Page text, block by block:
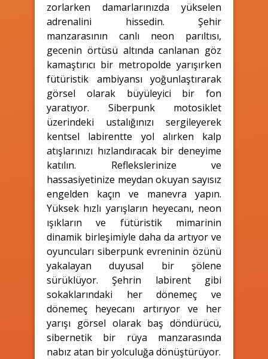
zorlarken damarlarınızda yükselen
adrenalini hissedin. Şehir
manzarasının canlı neon parıltısı,
gecenin örtüsü altında canlanan göz
kamaştırıcı bir metropolde yarışırken
fütüristik ambiyansı yoğunlaştırarak
görsel olarak büyüleyici bir fon
yaratıyor. Siberpunk motosiklet
üzerindeki ustalığınızı sergileyerek
kentsel labirentte yol alırken kalp
atışlarınızı hızlandıracak bir deneyime
katılın. Reflekslerinize ve
hassasiyetinize meydan okuyan sayısız
engelden kaçın ve manevra yapın.
Yüksek hızlı yarışların heyecanı, neon
ışıkların ve fütüristik mimarinin
dinamik birleşimiyle daha da artıyor ve
oyuncuları siberpunk evreninin özünü
yakalayan duyusal bir şölene
sürüklüyor. Şehrin labirent gibi
sokaklarındaki her dönemeç ve
dönemeç heyecanı artırıyor ve her
yarışı görsel olarak baş döndürücü,
sibernetik bir rüya manzarasında
nabız atan bir yolculuğa dönüştürüyor.